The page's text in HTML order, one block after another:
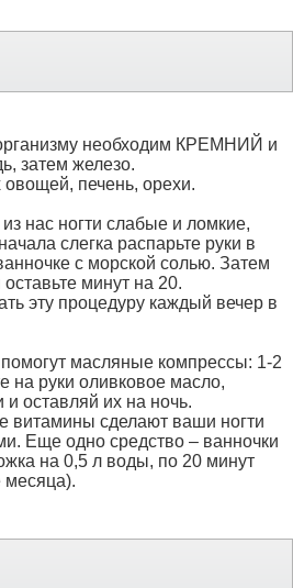
организму необходим КРЕМНИЙ и
затем железо.
печень, орехи.
нас ногти слабые и ломкие,
слегка распарьте руки в
с морской солью. Затем
минут на 20.
эту процедуру каждый вечер в
масляные компрессы: 1-2
на руки оливковое масло,
и оставляй их на ночь.
витамины сделают ваши ногти
Еще одно средство – ванночки
на 0,5 л воды, по 20 минут
месяца).